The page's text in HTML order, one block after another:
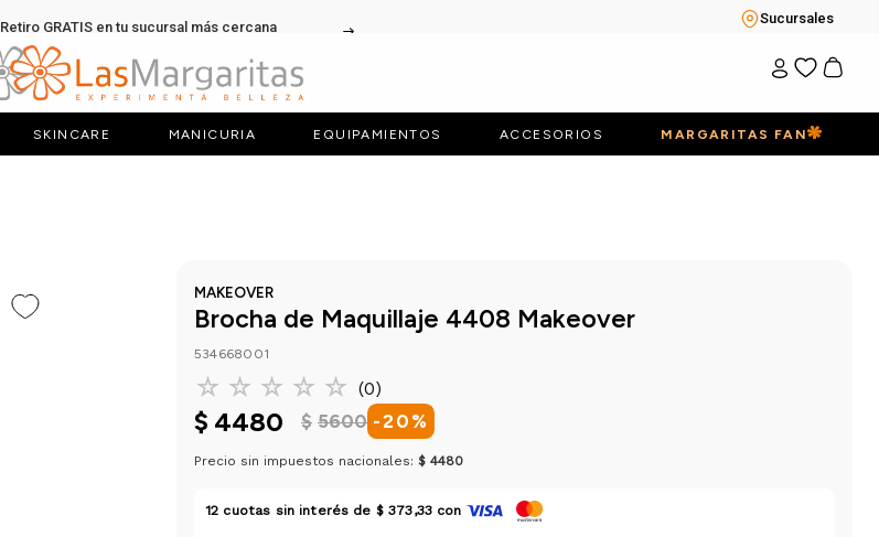
Retiro GRATIS en tu sucursal más cercana
Sucursales
SKINCARE MANICURIA EQUIPAMIENTOS ACCESORIOS MARGARITAS FAN
MAKEOVER
Brocha de Maquillaje 4408 Makeover
534668001
☆ ☆ ☆ ☆ ☆ (0)
$ 4480 $ 5600 -20 %
Precio sin impuestos nacionales: $ 4480
12 cuotas sin interés de $ 373,33con